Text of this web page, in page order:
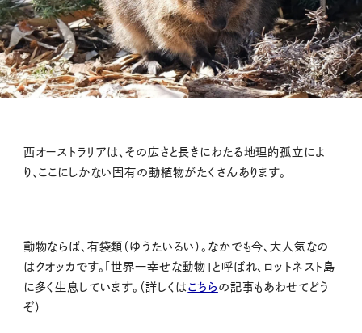
西オーストラリアは、その広さと長きにわたる地理的孤立によ
り、ここにしかない固有の動植物がたくさんあります。
動物ならば、有袋類（ゆうたいるい）。なかでも今、大人気なの
はクオッカです。「世界一幸せな動物」と呼ばれ、ロットネスト島
に多く生息しています。（詳しくは こちら の記事もあわせてどう
ぞ）